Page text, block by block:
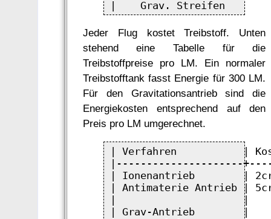
Jeder Flug kostet Treibstoff. Unten
stehend eine Tabelle für die
Treibstoffpreise pro LM. Ein normaler
Treibstofftank fasst Energie für 300 LM.
Für den Gravitationsantrieb sind die
Energiekosten entsprechend auf den
Preis pro LM umgerechnet.
| Verfahren           |
|---------------------
| Ionenantrieb        |
| Antimaterie Antrieb |
|                     |
| Grav-Antrieb        |